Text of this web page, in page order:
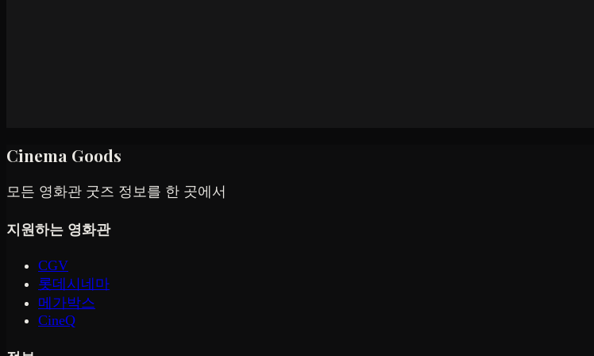
Cinema Goods
모든 영화관 굿즈 정보를 한 곳에서
지원하는 영화관
CGV
롯데시네마
메가박스
CineQ